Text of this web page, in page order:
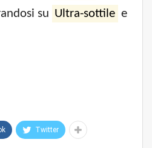
su Ultra-sottile e
Twitter